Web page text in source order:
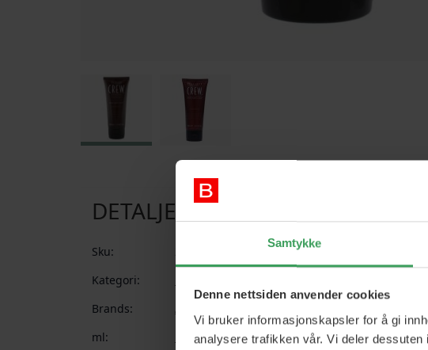
Samtykke
Denne nettsiden anvender cookies
Vi bruker informasjonskapsler for å gi
analysere trafikken vår. Vi deler
DETALJER
Sku:
Kategori:
Brands:
American Crew
ml:
100 ml
Gå til begynnelsen av bildegalleri